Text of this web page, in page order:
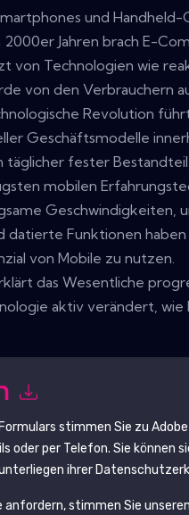
und
Jahren brach E-
von Technologien wie
von den Verbrauchern
Revolution
Geschäftsmodelle
fester
mobilen
Geschwindigkeiten,
datierte Funktionen
von Mobile zu nutzen.
das Wesentliche
aktiv verändert, wie
stimmen Sie zu Adobe
oder per Telefon. Sie können
ihrer
anfordern, stimmen Sie